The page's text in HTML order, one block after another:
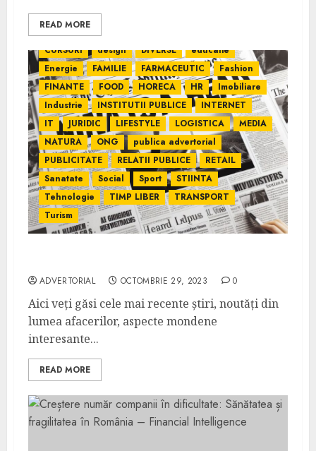
READ MORE
Comunicate de presa
CONTABILITATE
CURSURI
design DIVERSE
educatie
Energie
FAMILIE FARMACEUTIC
Fashion
FINANTE
FOOD HORECA HR
Imobiliare
Industrie
INSTITUTII PUBLICE
INTERNET
IT
JURIDIC LIFESTYLE LOGISTICA
MEDIA
NATURA
ONG
publica advertorial
PUBLICITATE
RELATII PUBLICE
RETAIL
Sanatate
Social Sport
STIINTA
Tehnologie
TIMP LIBER
TRANSPORT
Turism
ADVERTORIAL OCTOMBRIE 29, 2023 0
Aici veți găsi cele mai recente știri, noutăți din
lumea afacerilor, aspecte mondene
interesante...
READ MORE